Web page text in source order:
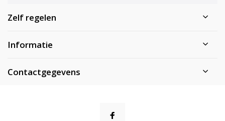
Zelf regelen
Informatie
Contactgegevens